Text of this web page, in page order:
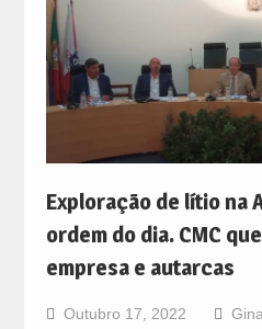
Exploração de lítio na
ordem do dia. CMC
empresa e autarcas
Outubro 17, 2022